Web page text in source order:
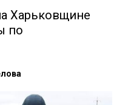
Харьковщине
по